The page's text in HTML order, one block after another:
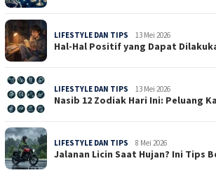
LIFESTYLE DAN TIPS 13 Mei 2026
Hal-Hal Positif yang Dapat
LIFESTYLE DAN TIPS 13 Mei 2026
Nasib 12 Zodiak Hari Ini: Peluang
LIFESTYLE DAN TIPS 8 Mei 2026
Jalanan Licin Saat Hujan? Ini Tips